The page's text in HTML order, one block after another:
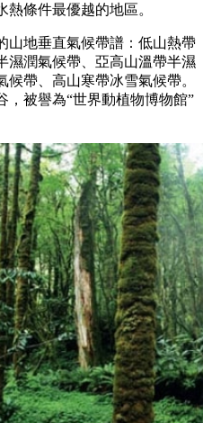
條件最優越的地區。
山地垂直氣候帶譜：低山熱帶
濕潤氣候帶、亞高山溫帶半濕
帶、高山寒帶冰雪氣候帶。
，被譽為“世界動植物博物館”